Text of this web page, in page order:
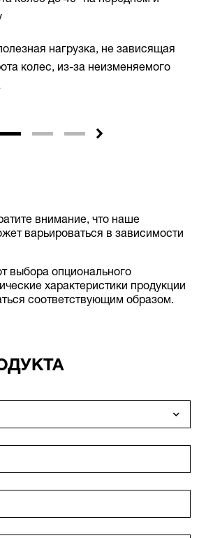
нагрузка, не зависящая
колес, из-за неизменяемого
внимание, что наше
варьироваться в зависимости
выбора опционального
характеристики продукции
соответствующим образом.